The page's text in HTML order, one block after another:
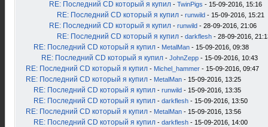
RE: Последний CD который я купил - TwinPigs - 15-09-2016, 15:16
RE: Последний CD который я купил - runwild - 15-09-2016, 15:21
RE: Последний CD который я купил - runwild - 28-09-2016, 21:06
RE: Последний CD который я купил - darkflesh - 28-09-2016,
RE: Последний CD который я купил - MetalMan - 15-09-2016, 09:38
RE: Последний CD который я купил - JohnZepp - 15-09-2016, 10:43
RE: Последний CD который я купил - Michel_hammer - 15-09-2016, 09:47
RE: Последний CD который я купил - MetalMan - 15-09-2016, 13:25
RE: Последний CD который я купил - runwild - 15-09-2016, 13:35
RE: Последний CD который я купил - darkflesh - 15-09-2016, 13:50
RE: Последний CD который я купил - MetalMan - 15-09-2016, 13:56
RE: Последний CD который я купил - darkflesh - 15-09-2016, 14:00